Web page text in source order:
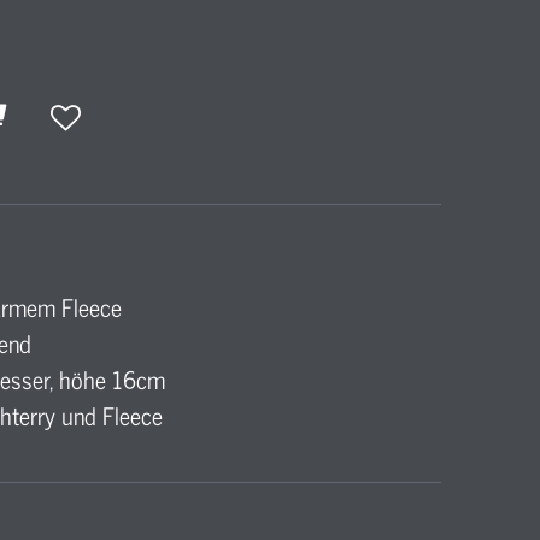
Fleece
höhe 16cm
und Fleece